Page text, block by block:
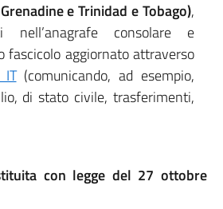
e Trinidad e Tobago),
nell’anagrafe consolare e
fascicolo aggiornato attraverso
IT(comunicando, ad esempio,
di stato civile, trasferimenti,
con legge del 27 ottobre